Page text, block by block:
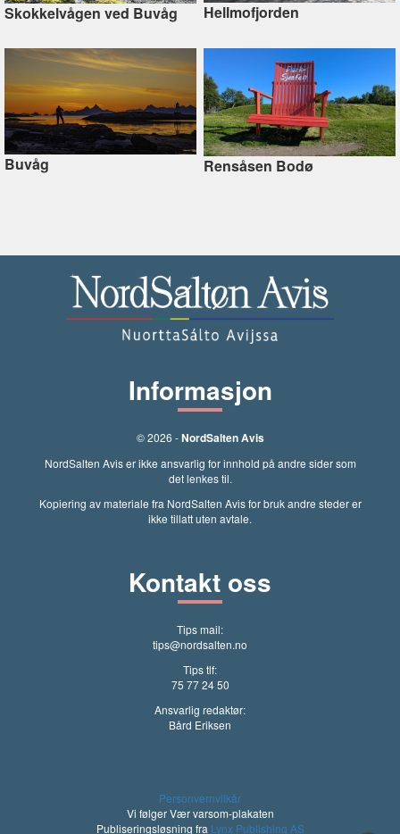
Skokkelvågen ved Buvåg Hellmofjorden
Buvåg Rensåsen Bodø
Informasjon
© 2026 -NordSalten Avis
NordSalten Avis er ikke ansvarlig for innhold på andre sider som
det lenkes til.
Kopiering av materiale fra NordSalten Avis for bruk andre steder er
ikke tillatt uten avtale.
Kontakt oss
Tips mail:
tips@nordsalten.no
Tips tlf:
75 77 24 50
Ansvarlig redaktør:
Bård Eriksen
Personvernvilkår
Vi følger Vær varsom-plakaten
Publiseringsløsning fra Lynx Publishing AS